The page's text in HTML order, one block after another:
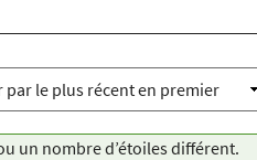
un nombre d’étoiles différent.